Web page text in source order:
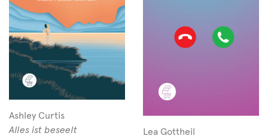
Ashley Curtis
Alles ist beseelt
Lea Gottheil